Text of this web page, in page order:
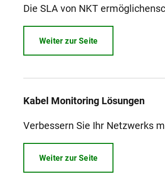
Die SLA von NKT
Weiter zur Seite
Kabel Monitoring Lösungen
Verbessern Sie Ihr Netzwerks
Weiter zur Seite